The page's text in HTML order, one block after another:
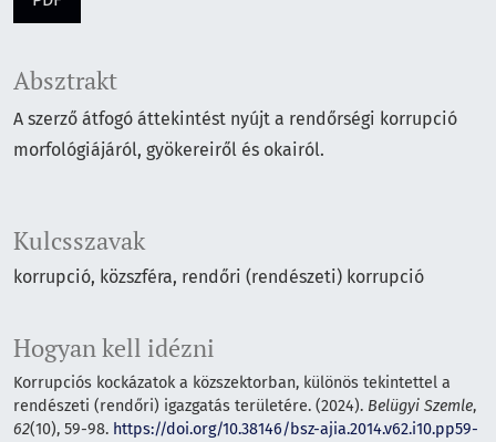
Kulcsszavak
korrupció közszféra rendőri (rendészeti) korrupció
Hogyan kell idézni
Korrupciós kockázatok a közszektorban, különös tekintettel a
rendészeti (rendőri) igazgatás területére. (2024). Belügyi Szemle,
62(10), 59-98. https://doi.org/10.38146/bsz-ajia.2014.v62.i10.pp59-
Absztrakt
A szerző átfogó áttekintést nyújt a rendőrségi korrupció
morfológiájáról, gyökereiről és okairól.